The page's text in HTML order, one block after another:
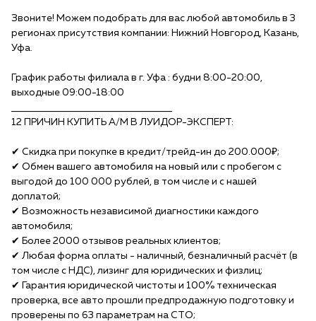
Звоните! Можем подобрать для вас любой автомобиль в 3
регионах присутствия компании: Нижний Новгород, Казань,
Уфа.
График работы филиала в г. Уфа : будни 8:00-20:00,
выходные 09:00-18:00
12 ПРИЧИН КУПИTЬ A/М B ЛУИДОР-ЭКСПЕPТ:
✔ Скидка при покупке в кредит/тpейд-ин до 200.000₽;
✔ Обмен вашего автомобиля на новый или с пробегом с
выгодой до 100 000 рублей, в том числе и с нашей
доплатой;
✔ Возможность независимой диагностики каждого
автомобиля;
✔ Более 2000 отзывов реальных клиентов;
✔ Любая форма оплаты - наличный, безналичный расчёт (в
том числе с НДС), лизинг для юридических и физлиц;
✔ Гарантия юридической чистоты и 100% техническая
проверка, все авто прошли предпродажную подготовку и
проверены по 63 параметрам на СТО;